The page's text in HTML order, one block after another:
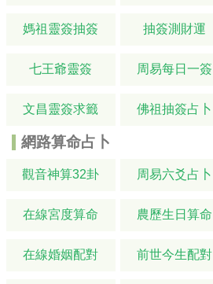
媽祖靈簽抽簽 抽簽測財運
七王爺靈簽 周易每日一簽
文昌靈簽求籤 佛祖抽簽占卜
網路算命占卜
觀音神算32卦 周易六爻占卜
在線宮度算命 農歷生日算命
在線婚姻配對 前世今生配對